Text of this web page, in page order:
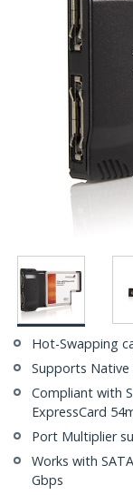
Hot-Swapping
Supports Native
Compliant with
ExpressCard
Port Multiplier
Works with
Gbps